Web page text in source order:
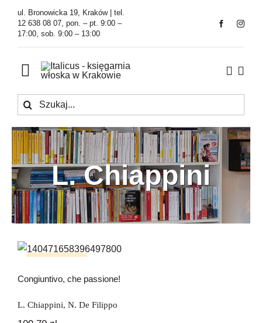
Przejdź
zawartości
ul. Bronowicka 19, Kraków | tel.
12 638 08 07, pon. – pt. 9:00 –
17:00, sob. 9:00 – 13:00
Toggle
Navigation
Księgarnia
Kawiarnia
Tłumaczenia
O Firmie
Kontakt
Szukaj
L. Chiappini
Congiuntivo, che passione!
Congiuntivo, che passione!
L. Chiappini, N. De Filippo